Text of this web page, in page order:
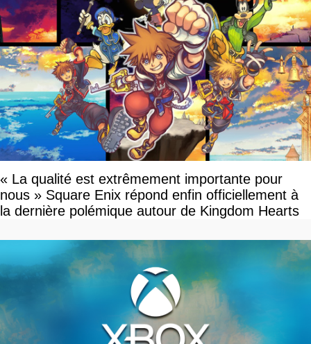
« La qualité est extrêmement importante pour
nous » Square Enix répond enfin officiellement à
la dernière polémique autour de Kingdom Hearts